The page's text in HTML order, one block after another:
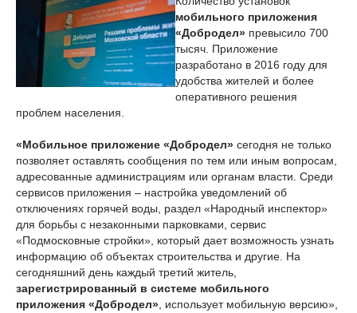
мобильного приложения
«Добродел» превысило 700
тысяч. Приложение
разработано в 2016 году для
удобства жителей и более
оперативного решения
проблем населения.
«Мобильное приложение «Добродел» сегодня не только
позволяет оставлять сообщения по тем или иным вопросам,
адресованные администрациям или органам власти. Среди
сервисов приложения – настройка уведомлений об
отключениях горячей воды, раздел «Народный инспектор»
для борьбы с незаконными парковками, сервис
«Подмосковные стройки», который дает возможность узнать
информацию об объектах строительства и другие. На
сегодняшний день каждый третий житель,
зарегистрированный в системе мобильного
приложения «Добродел» , использует мобильную версию»,